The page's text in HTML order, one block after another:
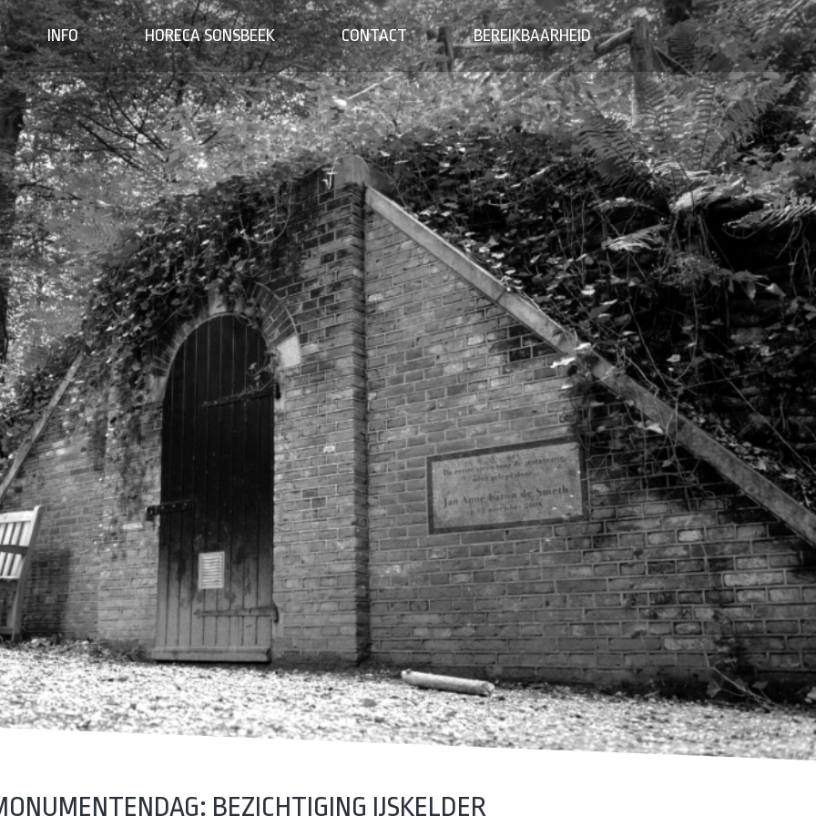
BEZICHTIGING IJSKELDER
INFO HORECA SONSBEEK CONTACT BEREIKBAARHEID